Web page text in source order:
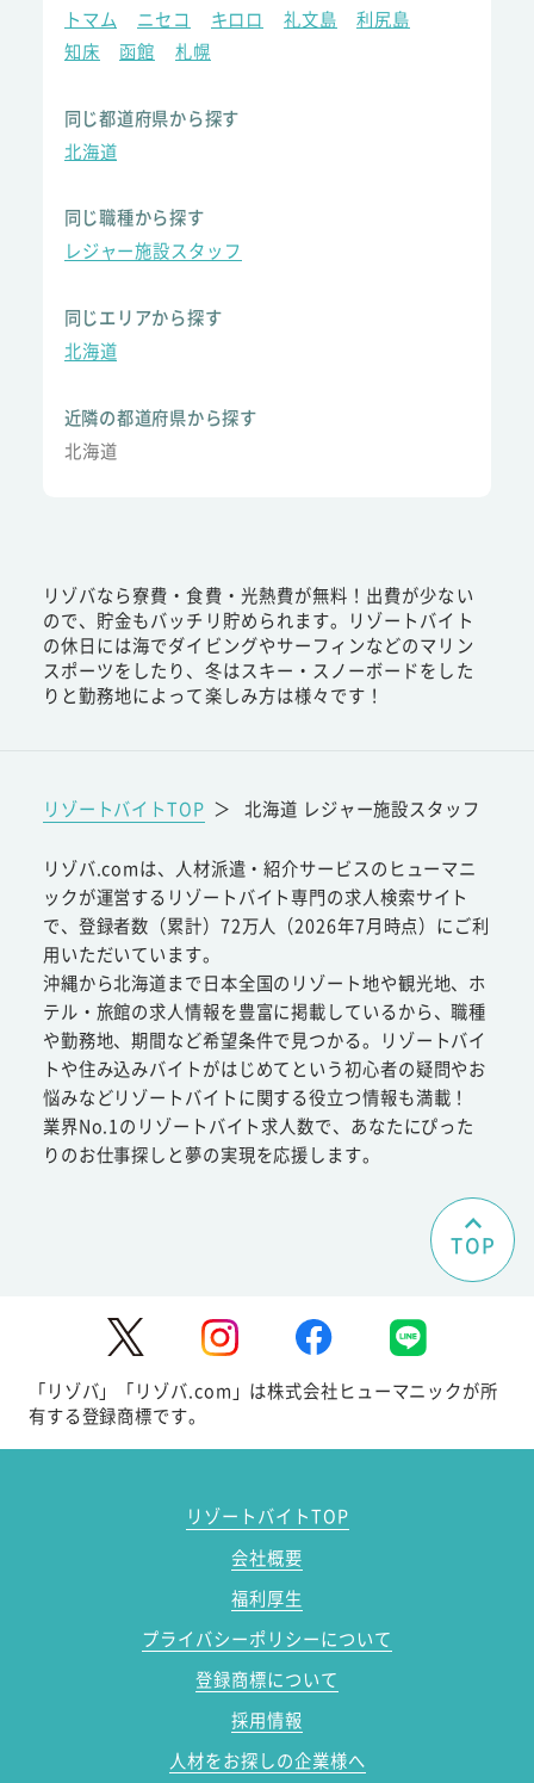
トマム
ニセコ キロロ 礼文島
利尻島
知床
函館 札幌
同じ都道府県から探す
北海道
同じ職種から探す
レジャー施設スタッフ
同じエリアから探す
北海道
近隣の都道府県から探す
北海道
リゾバなら寮費・食費・光熱費が無料！出費が少ない
ので、貯金もバッチリ貯められます。リゾートバイト
の休日には海でダイビングやサーフィンなどのマリン
スポーツをしたり、冬はスキー・スノーボードをした
りと勤務地によって楽しみ方は様々です！
リゾートバイトTOP ＞ 北海道 レジャー施設スタッフ
リゾバ.comは、人材派遣・紹介サービスのヒューマニ
ックが運営するリゾートバイト専門の求人検索サイト
で、登録者数（累計）72万人（2026年7月時点）にご利
用いただいています。
沖縄から北海道まで日本全国のリゾート地や観光地、ホ
テル・旅館の求人情報を豊富に掲載しているから、職種
や勤務地、期間など希望条件で見つかる。リゾートバイ
トや住み込みバイトがはじめてという初心者の疑問やお
悩みなどリゾートバイトに関する役立つ情報も満載！
業界No.1のリゾートバイト求人数で、あなたにぴった
りのお仕事探しと夢の実現を応援します。
TOP
「リゾバ」「リゾバ.com」は株式会社ヒューマニックが所
有する登録商標です。
リゾートバイトTOP
会社概要
福利厚生
プライバシーポリシーについて
登録商標について
採用情報
人材をお探しの企業様へ